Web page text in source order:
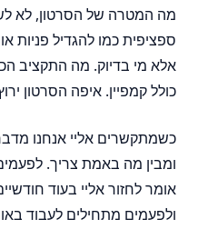
מה המטרה של הסרטון, לא
ספציפית כמו להגדיל פניות
אלא מי בדיוק. מה התקציב
כולל קמפיין. איפה הסרטון
כשמתקשרים אליי אנחנו
ומבין מה באמת צריך.
אומר לחזור אליי בעוד
ולפעמים מתחילים לעבוד